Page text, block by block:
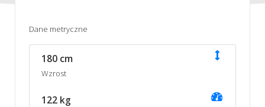
Dane metryczne
180 cm
Wzrost
122 kg